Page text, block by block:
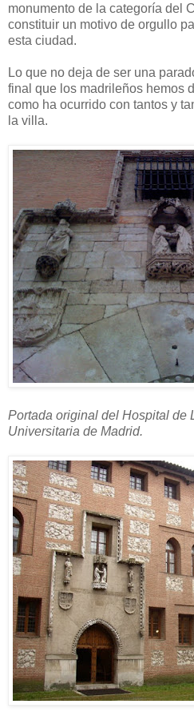
monumento de la categoría del
constituir un motivo de orgullo
esta ciudad.
Lo que no deja de ser una
final que los madrileños hemos
como ha ocurrido con tantos y
la villa.
Portada original del Hospital de
Universitaria de Madrid.